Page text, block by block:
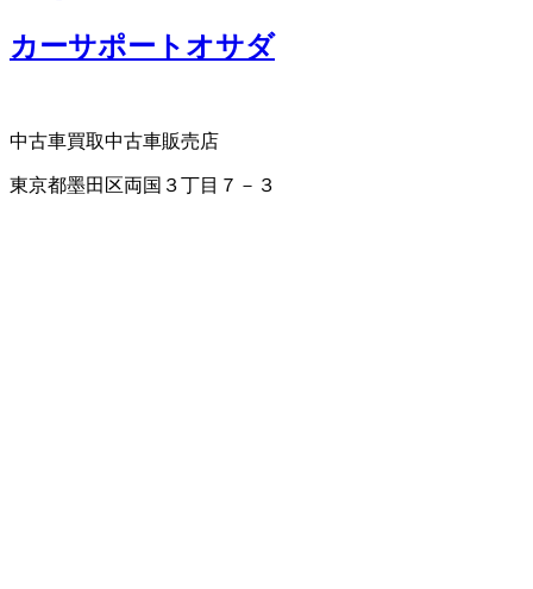
カーサポートオサダ
中古車買取中古車販売店
東京都墨田区両国３丁目７－３